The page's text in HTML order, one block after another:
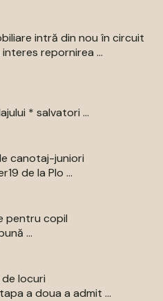
intră din nou în circuit
repornirea ...
* salvatori ...
canotaj-juniori
de la Plo ...
pentru copil
...
locuri
a doua a admit ...